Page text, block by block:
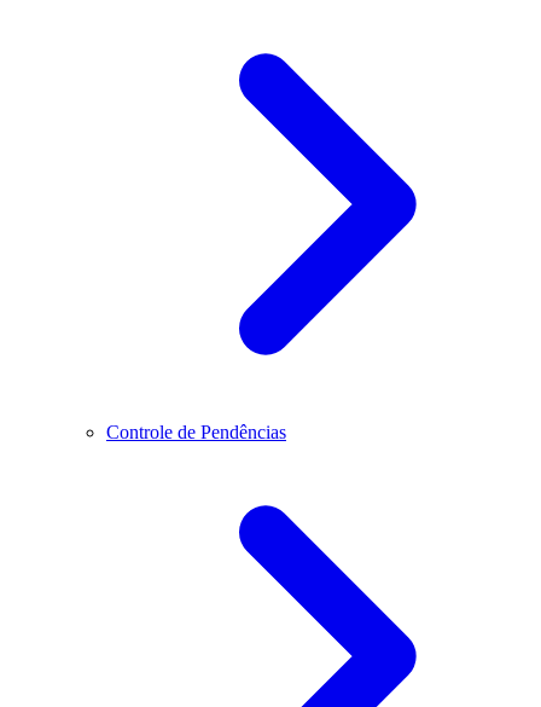
Controle de Pendências